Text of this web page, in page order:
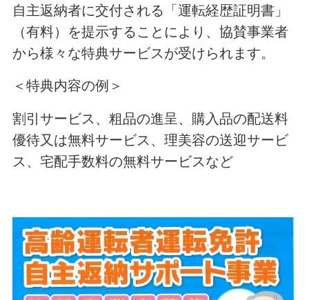
自主返納者に交付される「運転経歴証明書」
（有料）を提示することにより、協賛事業者
から様々な特典サービスが受けられます。
＜特典内容の例＞
割引サービス、粗品の進呈、購入品の配送料
優待又は無料サービス、理美容の送迎サービ
ス、宅配手数料の無料サービスなど